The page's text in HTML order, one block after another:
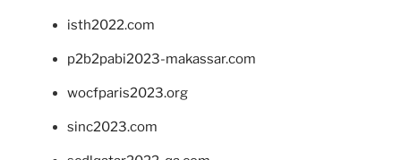
isth2022.com
p2b2pabi2023-makassar.com
wocfparis2023.org
sinc2023.com